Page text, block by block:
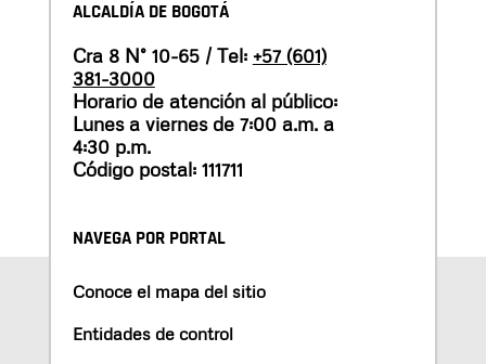
ALCALDÍA DE BOGOTÁ
Cra 8 N° 10-65 / Tel: +57 (601)
381-3000
Horario de atención al público:
Lunes a viernes de 7:00 a.m. a
4:30 p.m.
Código postal: 111711
NAVEGA POR PORTAL
Conoce el mapa del sitio
Entidades de control